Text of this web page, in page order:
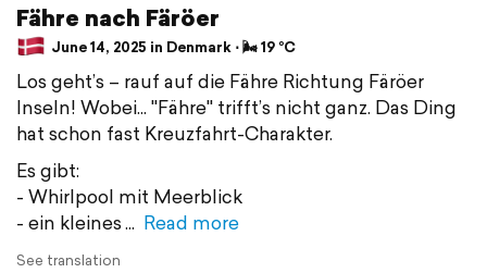
Fähre nach Färöer
June 14, 2025 in Denmark ⋅ 🌬 19 °C
Los geht’s – rauf auf die Fähre Richtung Färöer
Inseln! Wobei... "Fähre" trifft’s nicht ganz. Das Ding
hat schon fast Kreuzfahrt-Charakter.
Es gibt:
- Whirlpool mit Meerblick
- ein kleines
Read more
See translation